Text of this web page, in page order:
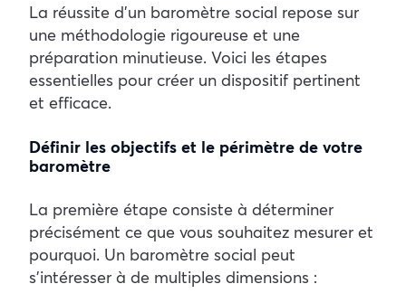
La réussite d’un baromètre social repose sur
une méthodologie rigoureuse et une
préparation minutieuse. Voici les étapes
essentielles pour créer un dispositif pertinent
et efficace.
Définir les objectifs et le périmètre de votre
baromètre
La première étape consiste à déterminer
précisément ce que vous souhaitez mesurer et
pourquoi. Un baromètre social peut
s’intéresser à de multiples dimensions :